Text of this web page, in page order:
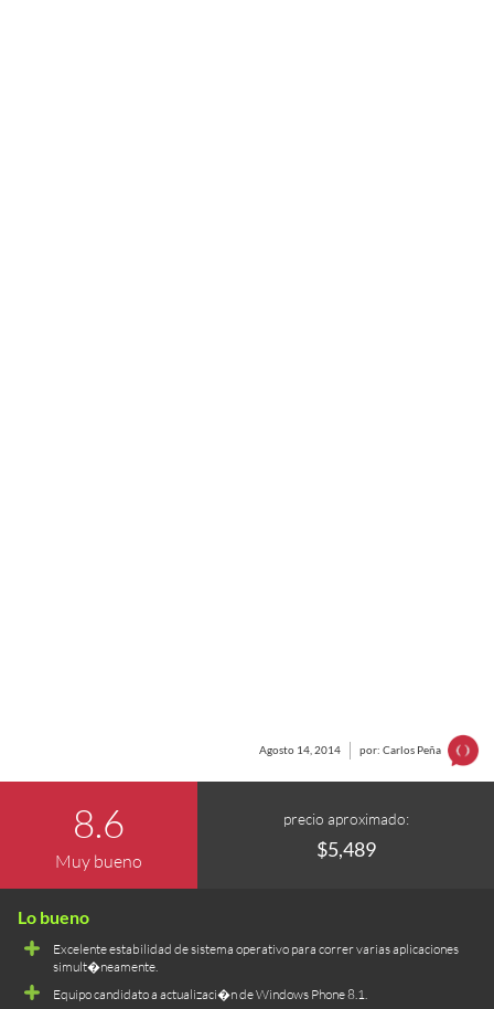
Agosto 14, 2014 por: Carlos Peña
8.6
Muy bueno
precio aproximado:
$5,489
Excelente estabilidad de sistema operativo para correr varias aplicaciones
simult�neamente.
Equipo candidato a actualizaci�n de Windows Phone 8.1.